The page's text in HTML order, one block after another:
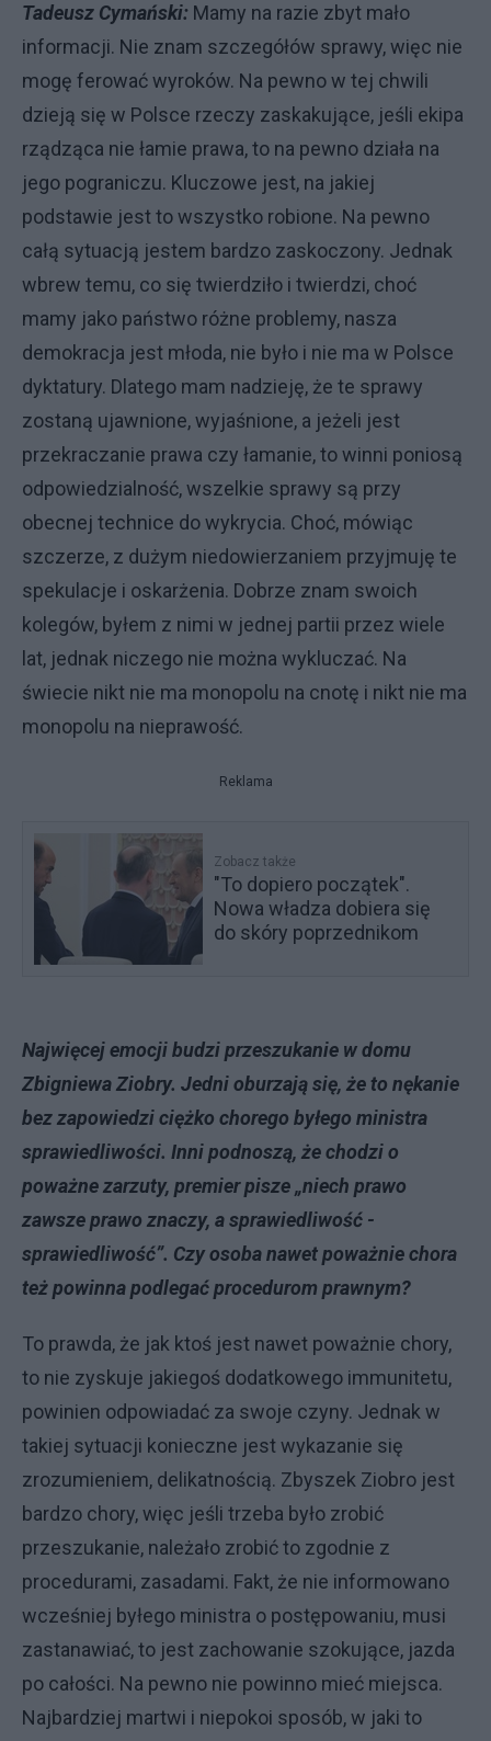
Tadeusz Cymański: Mamy na razie zbyt mało
informacji. Nie znam szczegółów sprawy, więc nie
mogę ferować wyroków. Na pewno w tej chwili
dzieją się w Polsce rzeczy zaskakujące, jeśli ekipa
rządząca nie łamie prawa, to na pewno działa na
jego pograniczu. Kluczowe jest, na jakiej
podstawie jest to wszystko robione. Na pewno
całą sytuacją jestem bardzo zaskoczony. Jednak
wbrew temu, co się twierdziło i twierdzi, choć
mamy jako państwo różne problemy, nasza
demokracja jest młoda, nie było i nie ma w Polsce
dyktatury. Dlatego mam nadzieję, że te sprawy
zostaną ujawnione, wyjaśnione, a jeżeli jest
przekraczanie prawa czy łamanie, to winni poniosą
odpowiedzialność, wszelkie sprawy są przy
obecnej technice do wykrycia. Choć, mówiąc
szczerze, z dużym niedowierzaniem przyjmuję te
spekulacje i oskarżenia. Dobrze znam swoich
kolegów, byłem z nimi w jednej partii przez wiele
lat, jednak niczego nie można wykluczać. Na
świecie nikt nie ma monopolu na cnotę i nikt nie ma
monopolu na nieprawość.
Reklama
Zobacz także
"To dopiero początek".
Nowa władza dobiera się
do skóry poprzednikom
Najwięcej emocji budzi przeszukanie w domu
Zbigniewa Ziobry. Jedni oburzają się, że to nękanie
bez zapowiedzi ciężko chorego byłego ministra
sprawiedliwości. Inni podnoszą, że chodzi o
poważne zarzuty, premier pisze „niech prawo
zawsze prawo znaczy, a sprawiedliwość -
sprawiedliwość”. Czy osoba nawet poważnie chora
też powinna podlegać procedurom prawnym?
To prawda, że jak ktoś jest nawet poważnie chory,
to nie zyskuje jakiegoś dodatkowego immunitetu,
powinien odpowiadać za swoje czyny. Jednak w
takiej sytuacji konieczne jest wykazanie się
zrozumieniem, delikatnością. Zbyszek Ziobro jest
bardzo chory, więc jeśli trzeba było zrobić
przeszukanie, należało zrobić to zgodnie z
procedurami, zasadami. Fakt, że nie informowano
wcześniej byłego ministra o postępowaniu, musi
zastanawiać, to jest zachowanie szokujące, jazda
po całości. Na pewno nie powinno mieć miejsca.
Najbardziej martwi i niepokoi sposób, w jaki to